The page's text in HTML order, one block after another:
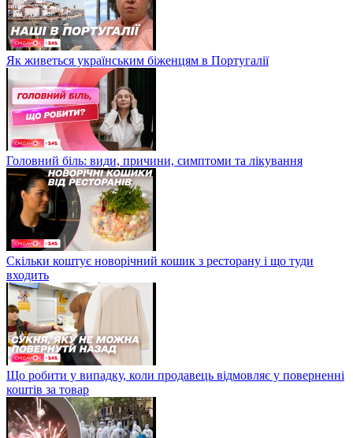
Як живеться українським біженцям в Португалії
Головний біль: види, причини, симптоми та лікування
Скільки коштує новорічний кошик з ресторану і що туди
входить
Що робити у випадку, коли продавець відмовляє у поверненні
коштів за товар